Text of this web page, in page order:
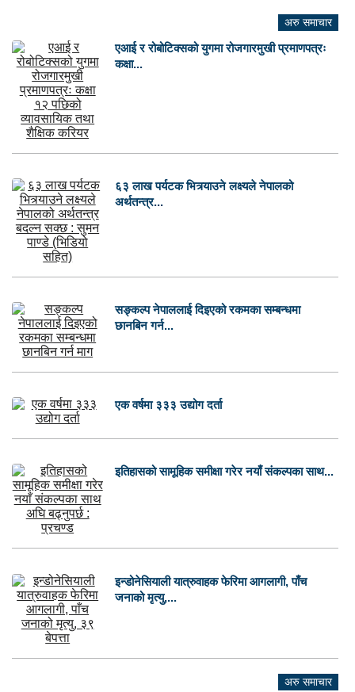
अरु समाचार
एआई र रोबोटिक्सको युगमा रोजगारमुखी प्रमाणपत्रः
कक्षा...
६३ लाख पर्यटक भित्र्याउने लक्ष्यले नेपालको
अर्थतन्त्र...
सङ्कल्प नेपाललाई दिइएको रकमका सम्बन्धमा
छानबिन गर्न...
एक वर्षमा ३३३ उद्योग दर्ता
इतिहासको सामूहिक समीक्षा गरेर नयाँ संकल्पका साथ...
इन्डोनेसियाली यात्रुवाहक फेरिमा आगलागी, पाँच
जनाको मृत्यु,...
अरु समाचार